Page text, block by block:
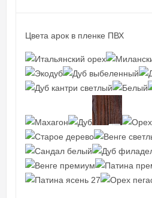
Цвета арок в пленке ПВХ